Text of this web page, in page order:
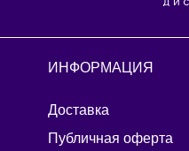
ИНФОРМАЦИЯ
Доставка
Публичная оферта